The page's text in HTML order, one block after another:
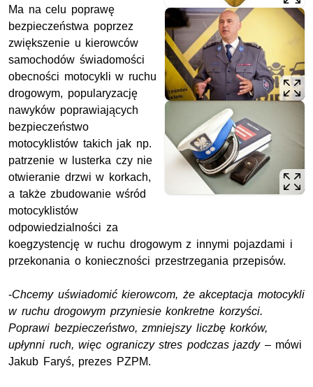
Ma na celu poprawę
bezpieczeństwa poprzez
zwiększenie u kierowców
samochodów świadomości
obecności motocykli w ruchu
drogowym, popularyzację
nawyków poprawiających
bezpieczeństwo
motocyklistów takich jak np.
patrzenie w lusterka czy nie
otwieranie drzwi w korkach,
a także zbudowanie wśród
motocyklistów
odpowiedzialności za
koegzystencję w ruchu drogowym z innymi pojazdami i
przekonania o konieczności przestrzegania przepisów.
-Chcemy uświadomić kierowcom, że akceptacja motocykli
w ruchu drogowym przyniesie konkretne korzyści.
Poprawi bezpieczeństwo, zmniejszy liczbę korków,
upłynni ruch, więc ograniczy stres podczas jazdy – mówi
Jakub Faryś, prezes PZPM.